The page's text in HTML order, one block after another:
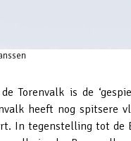
Torenvalk is de
heeft nog spitsere
In tegenstelling tot de